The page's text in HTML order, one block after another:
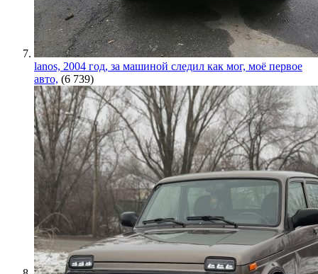
lanos, 2004 год, за машиной следил как мог, моё первое
авто, (6 739)